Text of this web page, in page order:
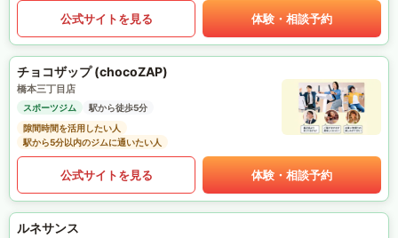
公式サイトを見る 体験・相談予約
チョコザップ (chocoZAP)
橋本三丁目店
スポーツジム
駅から徒歩5分
隙間時間を活用したい人
駅から5分以内のジムに通いたい人
公式サイトを見る 体験・相談予約
ルネサンス